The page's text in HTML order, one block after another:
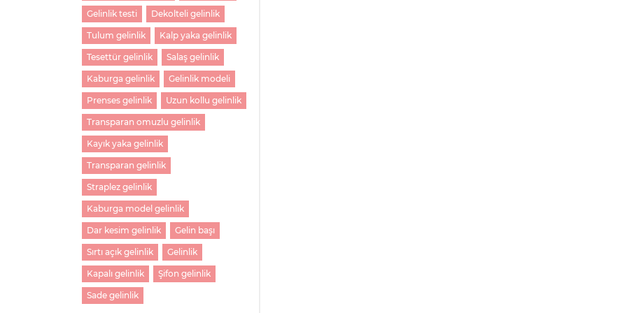
Gelinlik testi Dekolteli gelinlik
Tulum gelinlik Kalp yaka gelinlik
Tesettür gelinlik Salaş gelinlik
Kaburga gelinlik Gelinlik modeli
Prenses gelinlik Uzun kollu gelinlik
Transparan omuzlu gelinlik
Kayık yaka gelinlik
Transparan gelinlik
Straplez gelinlik
Kaburga model gelinlik
Dar kesim gelinlik Gelin başı
Sırtı açık gelinlik Gelinlik
Kapalı gelinlik Şifon gelinlik
Sade gelinlik